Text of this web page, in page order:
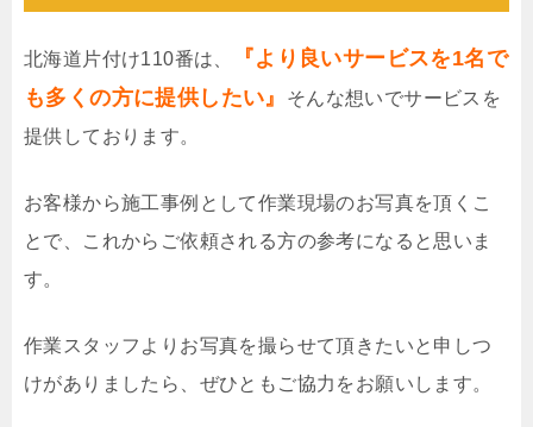
北海道片付け110番は、
『より良いサービスを1名で
も多くの方に提供したい』
そんな想いでサービスを
提供しております。
お客様から施工事例として作業現場のお写真を頂くこ
とで、これからご依頼される方の参考になると思いま
す。
作業スタッフよりお写真を撮らせて頂きたいと申しつ
けがありましたら、ぜひともご協力をお願いします。